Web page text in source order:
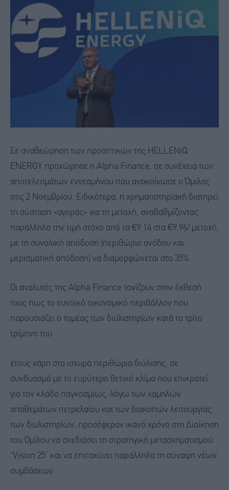
Σε αναθεώρηση των προοπτικών της HELLENiQ
ENERGY προχώρησε η Alpha Finance, σε συνέχεια των
αποτελεσμάτων εννεαμήνου που ανακοίνωσε ο Όμιλος
στις 2 Νοεμβρίου. Ειδικότερα, η χρηματιστηριακή διατηρεί
τη σύσταση «αγοράς» για τη μετοχή, αναβαθμίζοντας
παράλληλα την τιμή στόχο από τα €9,14 στα €9,96/ μετοχή,
με τη συνολική απόδοση (περιθώριο ανόδου και
μερισματική απόδοση) να διαμορφώνεται στο 35%.
Οι αναλυτές της Alpha Finance τονίζουν στην έκθεσή
τους πως το ευνοϊκό οικονομικό περιβάλλον που
παρουσιάζει ο τομέας των διυλιστηρίων κατά το τρίτο
τρίμηνο του
έτους χάρη στα ισχυρά περιθώρια διύλισης, σε
συνδυασμό με το ευρύτερο θετικό κλίμα που επικρατεί
για τον κλάδο παγκοσμίως, λόγω των χαμηλών
αποθεμάτων πετρελαίου και των διακοπών λειτουργίας
των διυλιστηρίων, προσέφεραν ικανό χρόνο στη Διοίκηση
του Ομίλου να σχεδιάσει τη στρατηγική μετασχηματισμού
“Vision 25” και να επιταχύνει παράλληλα τη σύναψη νέων
συμβάσεων.